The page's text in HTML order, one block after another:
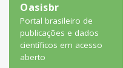
Oasisbr
Portal brasileiro de
publicações e dados
científicos em acesso
aberto